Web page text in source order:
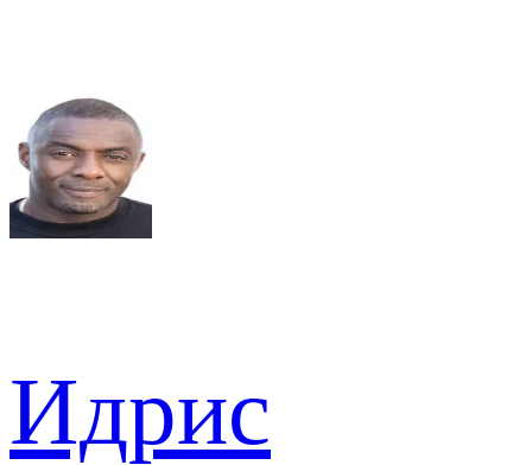
Идрис